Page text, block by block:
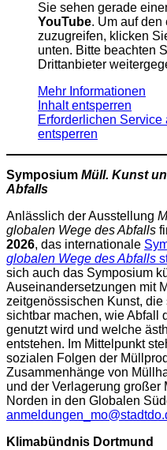
Sie sehen gerade
YouTube. Um auf
zuzugreifen, klicken
unten. Bitte beachten
Drittanbieter
Mehr Informationen
Inhalt entsperren
Erforderlichen
entsperren
Symposium Müll. Kunst
Abfalls
Anlässlich der Ausstellung
globalen Wege des Abfalls
2026, das internationale
globalen Wege des Abfalls
sich auch das Symposium
Auseinandersetzungen mit
zeitgenössischen Kunst,
sichtbar machen, wie Abfall
genutzt wird und welche
entstehen. Im Mittelpunkt
sozialen Folgen der
Zusammenhänge von
und der Verlagerung großer
Norden in den Globalen
Klimabündnis Dortmund